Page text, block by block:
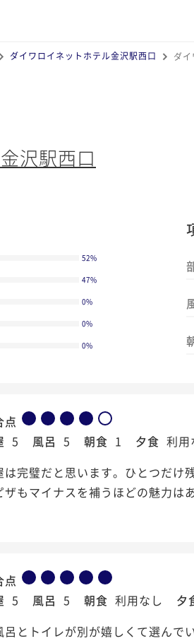
ダイワロイネットホテル金沢駅西口 ダ
沢駅西口
52%
47%
0%
0%
0%
点
5 風呂 5 朝食 1 夕食 利用
は完璧だと思います。ひとつだけ
ザもマイナスを補うほどの魅力は
点
5 風呂 5 朝食 利用なし 夕
呂とトイレが別が嬉しくて選んで